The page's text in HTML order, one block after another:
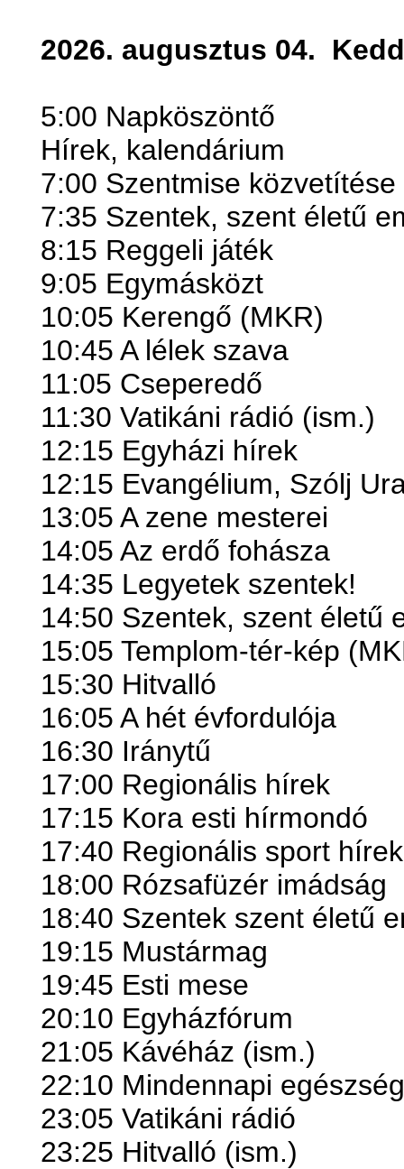
2026. augusztus 04. Kedd
5:00 Napköszöntő
Hírek, kalendárium
7:00 Szentmise közvetítése
7:35 Szentek, szent életű
8:15 Reggeli játék
9:05 Egymásközt
10:05 Kerengő (MKR)
10:45 A lélek szava
11:05 Cseperedő
11:30 Vatikáni rádió (ism.)
12:15 Egyházi hírek
12:15 Evangélium, Szólj
13:05 A zene mesterei
14:05 Az erdő fohásza
14:35 Legyetek szentek!
14:50 Szentek, szent életű
15:05 Templom-tér-kép
15:30 Hitvalló
16:05 A hét évfordulója
16:30 Iránytű
17:00 Regionális hírek
17:15 Kora esti hírmondó
17:40 Regionális sport hírek
18:00 Rózsafüzér imádság
18:40 Szentek szent életű
19:15 Mustármag
19:45 Esti mese
20:10 Egyházfórum
21:05 Kávéház (ism.)
22:10 Mindennapi
23:05 Vatikáni rádió
23:25 Hitvalló (ism.)